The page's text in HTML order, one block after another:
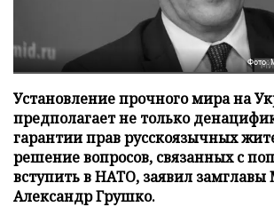
Фото:
Установление прочного мира на
предполагает не только
гарантии прав русскоязычных
решение вопросов, связанных с
вступить в НАТО, заявил
Александр Грушко.